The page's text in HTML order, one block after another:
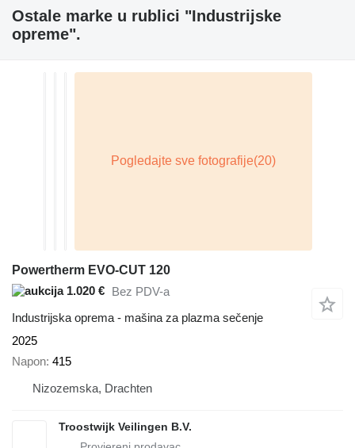
Ostale marke u rublici "Industrijske
opreme".
Powertherm EVO-CUT 120
1.020 € Bez PDV-a
Industrijska oprema - mašina za plazma sečenje
2025
Napon 415
Nizozemska, Drachten
Troostwijk Veilingen B.V.